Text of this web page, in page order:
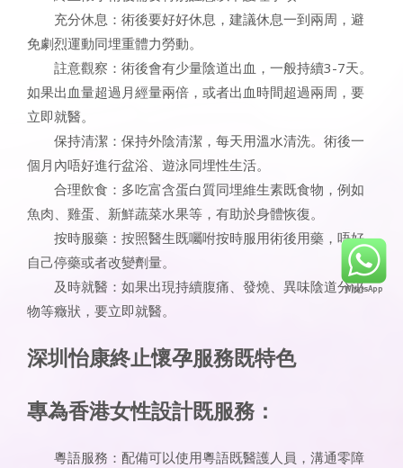
充分休息：術後要好好休息，建議休息一到兩周，避
免劇烈運動同埋重體力勞動。
註意觀察：術後會有少量陰道出血，一般持續3-7天。
如果出血量超過月經量兩倍，或者出血時間超過兩周，要
立即就醫。
保持清潔：保持外陰清潔，每天用溫水清洗。術後一
個月內唔好進行盆浴、遊泳同埋性生活。
合理飲食：多吃富含蛋白質同埋維生素既食物，例如
魚肉、雞蛋、新鮮蔬菜水果等，有助於身體恢復。
按時服藥：按照醫生既囑咐按時服用術後用藥，唔好
自己停藥或者改變劑量。
及時就醫：如果出現持續腹痛、發燒、異味陰道分泌
物等癥狀，要立即就醫。
深圳怡康終止懷孕服務既特色
專為香港女性設計既服務：
粵語服務：配備可以使用粵語既醫護人員，溝通零障